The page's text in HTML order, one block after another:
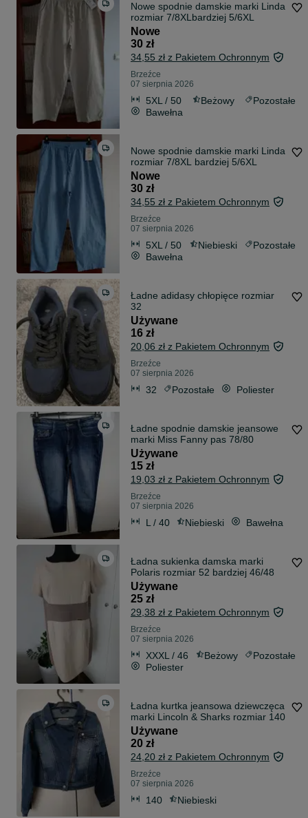
Nowe spodnie damskie marki Linda
rozmiar 7/8XLbardziej 5/6XL
Nowe
30 zł
34,55 zł z Pakietem Ochronnym
Brzeźce
07 sierpnia 2026
5XL / 50 Beżowy
Pozostałe
Bawełna
Nowe spodnie damskie marki Linda
rozmiar 7/8XL bardziej 5/6XL
Nowe
30 zł
34,55 zł z Pakietem Ochronnym
Brzeźce
07 sierpnia 2026
5XL / 50 Niebieski
Pozostałe
Bawełna
Ładne adidasy chłopięce rozmiar
32
Używane
16 zł
20,06 zł z Pakietem Ochronnym
Brzeźce
07 sierpnia 2026
32 Pozostałe Poliester
Ładne spodnie damskie jeansowe
marki Miss Fanny pas 78/80
Używane
15 zł
19,03 zł z Pakietem Ochronnym
Brzeźce
07 sierpnia 2026
L / 40 Niebieski Bawełna
Ładna sukienka damska marki
Polaris rozmiar 52 bardziej 46/48
Używane
25 zł
29,38 zł z Pakietem Ochronnym
Brzeźce
07 sierpnia 2026
XXXL / 46 Beżowy
Pozostałe
Poliester
Ładna kurtka jeansowa dziewczęca
marki Lincoln & Sharks rozmiar 140
Używane
20 zł
24,20 zł z Pakietem Ochronnym
Brzeźce
07 sierpnia 2026
140 Niebieski